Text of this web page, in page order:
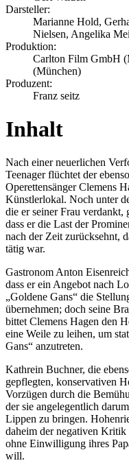
Darsteller:
Marianne Hold,
Nielsen, Angelika
Produktion:
Carlton Film GmbH
(München)
Produzent:
Franz seitz
Inhalt
Nach einer neuerlichen
Teenager flüchtet der
Operettensänger Clemens
Künstlerlokal. Noch unter
die er seiner Frau verdankt,
dass er die Last der
nach der Zeit zurücksehnt,
tätig war.
Gastronom Anton
dass er ein Angebot nach
„Goldene Gans“ die
übernehmen; doch seine
bittet Clemens Hagen den
eine Weile zu leihen, um
Gans“ anzutreten.
Kathrein Buchner, die
gepflegten, konservativen
Vorzügen durch die
der sie angelegentlich
Lippen zu bringen.
daheim der negativen
ohne Einwilligung ihres
will.